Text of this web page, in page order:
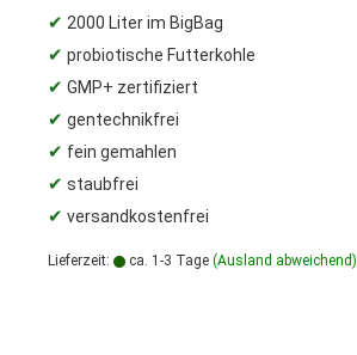
✔ 2000 Liter im BigBag
✔ probiotische Futterkohle
✔ GMP+ zertifiziert
✔ gentechnikfrei
✔ fein gemahlen
✔ staubfrei
✔ versandkostenfrei
Lieferzeit: ca. 1-3 Tage (Ausland abweichend)